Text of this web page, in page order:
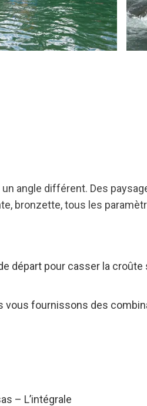
angle différent. Des
bronzette, tous les
départ pour casser la croûte
vous fournissons des
– L’intégrale